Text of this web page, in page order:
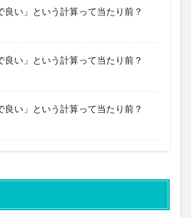
良い」という計算って当たり前？
良い」という計算って当たり前？
良い」という計算って当たり前？